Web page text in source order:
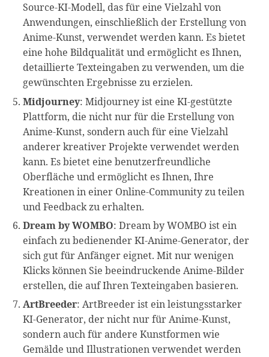
Source-KI-Modell, das für eine Vielzahl von
Anwendungen, einschließlich der Erstellung von
Anime-Kunst, verwendet werden kann. Es bietet
eine hohe Bildqualität und ermöglicht es Ihnen,
detaillierte Texteingaben zu verwenden, um die
gewünschten Ergebnisse zu erzielen.
Midjourney: Midjourney ist eine KI-gestützte
Plattform, die nicht nur für die Erstellung von
Anime-Kunst, sondern auch für eine Vielzahl
anderer kreativer Projekte verwendet werden
kann. Es bietet eine benutzerfreundliche
Oberfläche und ermöglicht es Ihnen, Ihre
Kreationen in einer Online-Community zu teilen
und Feedback zu erhalten.
Dream by WOMBO: Dream by WOMBO ist ein
einfach zu bedienender KI-Anime-Generator, der
sich gut für Anfänger eignet. Mit nur wenigen
Klicks können Sie beeindruckende Anime-Bilder
erstellen, die auf Ihren Texteingaben basieren.
ArtBreeder: ArtBreeder ist ein leistungsstarker
KI-Generator, der nicht nur für Anime-Kunst,
sondern auch für andere Kunstformen wie
Gemälde und Illustrationen verwendet werden